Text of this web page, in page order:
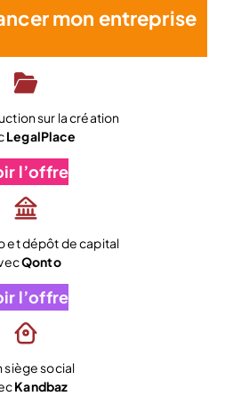
mon entreprise
sur la création
LegalPlace
l’offre
et dépôt de capital
Qonto
l’offre
siège social
Kandbaz